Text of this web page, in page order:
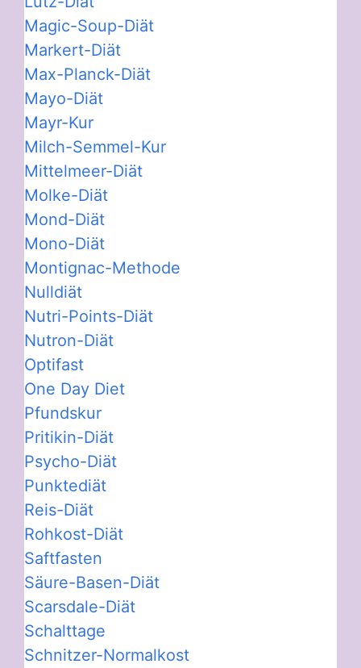
Magic-Soup-Diät
Markert-Diät
Max-Planck-Diät
Mayo-Diät
Mayr-Kur
Milch-Semmel-Kur
Mittelmeer-Diät
Molke-Diät
Mond-Diät
Mono-Diät
Montignac-Methode
Nulldiät
Nutri-Points-Diät
Nutron-Diät
Optifast
One Day Diet
Pfundskur
Pritikin-Diät
Psycho-Diät
Punktediät
Reis-Diät
Rohkost-Diät
Saftfasten
Säure-Basen-Diät
Scarsdale-Diät
Schalttage
Schnitzer-Normalkost